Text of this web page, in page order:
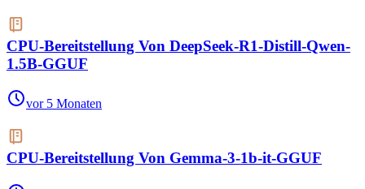
CPU-Bereitstellung Von DeepSeek-R1-Distill-Qwen-
1.5B-GGUF
vor 5 Monaten
CPU-Bereitstellung Von Gemma-3-1b-it-GGUF